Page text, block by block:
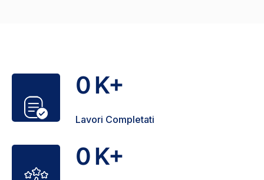
0K+
Lavori Completati
0K+